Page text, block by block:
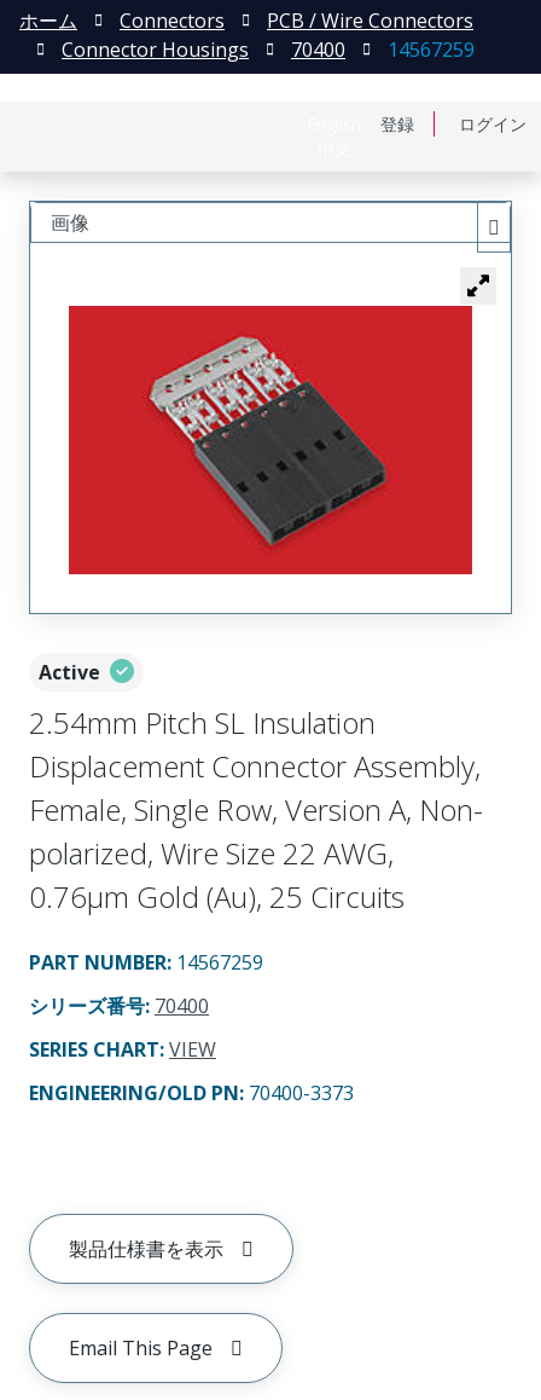
登録 ログイン
ホーム Connectors
PCB / Wire Connectors
Connector Housings
70400 14567259
Active
2.54mm Pitch SL Insulation
Displacement Connector Assembly,
Female, Single Row, Version A, Non-
polarized, Wire Size 22 AWG,
0.76µm Gold (Au), 25 Circuits
PART NUMBER: 14567259
シリーズ番号: 70400
SERIES CHART:VIEW
ENGINEERING/OLD PN: 70400-3373
製品仕様書を表示
Email This Page
画像